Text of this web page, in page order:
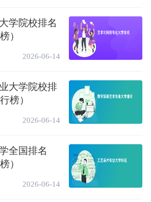
学院校排名
）
2026-06-14
大学院校排
榜）
2026-06-14
全国排名
）
2026-06-14